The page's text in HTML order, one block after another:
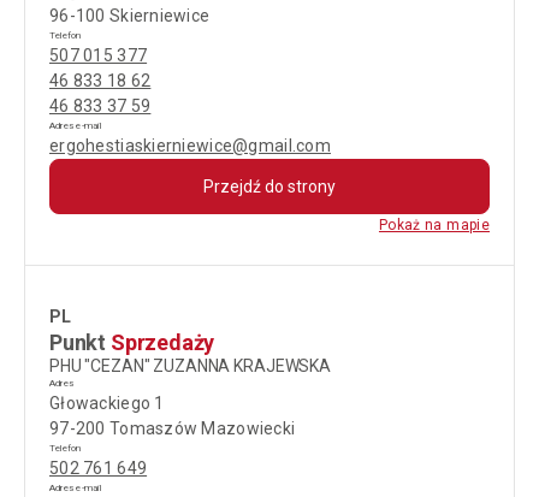
96-100 Skierniewice
Telefon
507 015 377
46 833 18 62
46 833 37 59
Adres e-mail
ergohestiaskierniewice@gmail.com
Przejdź do strony
Pokaż na mapie
PL
Punkt Sprzedaży
PHU "CEZAN" ZUZANNA KRAJEWSKA
Adres
Głowackiego 1
97-200 Tomaszów Mazowiecki
Telefon
502 761 649
Adres e-mail